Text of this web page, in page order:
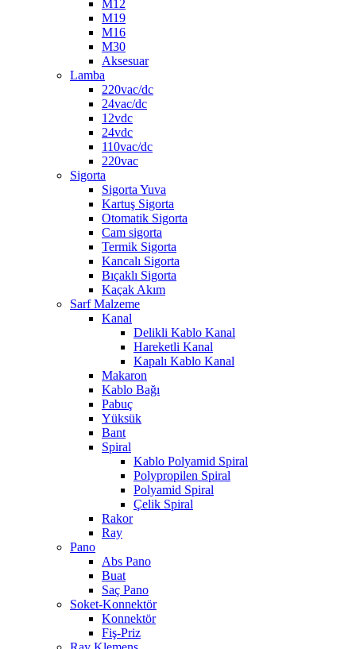
M12
M19
M16
M30
Aksesuar
Lamba
220vac/dc
24vac/dc
12vdc
24vdc
110vac/dc
220vac
Sigorta
Sigorta Yuva
Kartuş Sigorta
Otomatik Sigorta
Cam sigorta
Termik Sigorta
Kancalı Sigorta
Bıçaklı Sigorta
Kaçak Akım
Sarf Malzeme
Kanal
Delikli Kablo Kanal
Hareketli Kanal
Kapalı Kablo Kanal
Makaron
Kablo Bağı
Pabuç
Yüksük
Bant
Spiral
Kablo Polyamid Spiral
Polypropilen Spiral
Polyamid Spiral
Çelik Spiral
Rakor
Ray
Pano
Abs Pano
Buat
Saç Pano
Soket-Konnektör
Konnektör
Fiş-Priz